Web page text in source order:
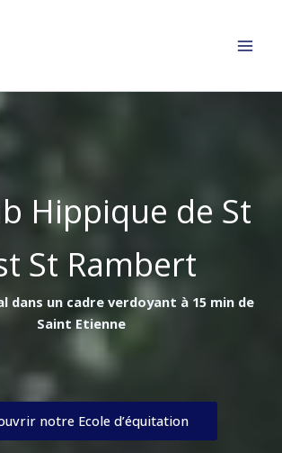
Hippique de St
St Rambert
dans un cadre verdoyant à 15 min de
Saint Etienne
notre Ecole d’équitation